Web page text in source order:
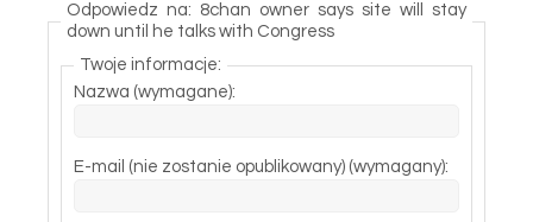
Odpowiedz na: 8chan owner says site will stay
down until he talks with Congress
Twoje informacje:
Nazwa (wymagane):
E-mail (nie zostanie opublikowany) (wymagany):